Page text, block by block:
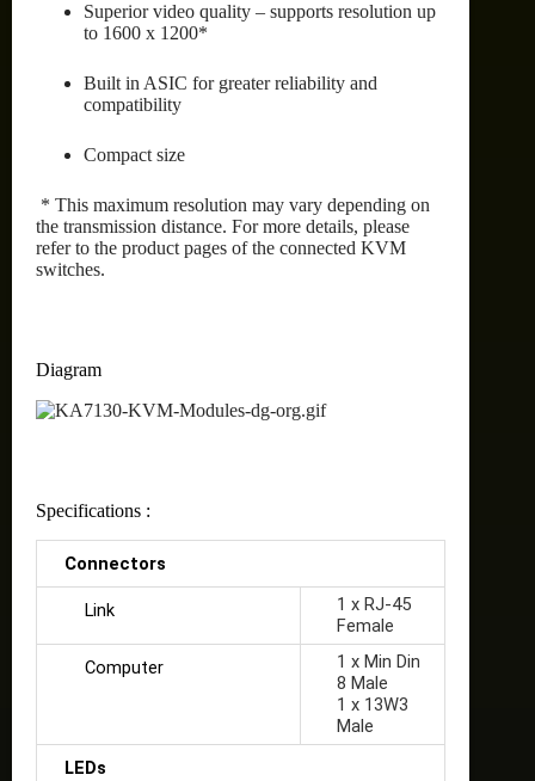
Superior video quality – supports resolution up
to 1600 x 1200*
Built in ASIC for greater reliability and
compatibility
Compact size
* This maximum resolution may vary depending on
the transmission distance. For more details, please
refer to the product pages of the connected KVM
switches.
Diagram
Specifications :
Connectors
Link
1 x RJ-45
Female
Computer
1 x Min Din
8 Male
1 x 13W3
Male
LEDs